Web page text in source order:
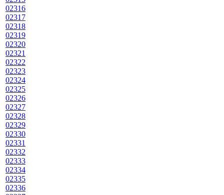
02316
02317
02318
02319
02320
02321
02322
02323
02324
02325
02326
02327
02328
02329
02330
02331
02332
02333
02334
02335
02336